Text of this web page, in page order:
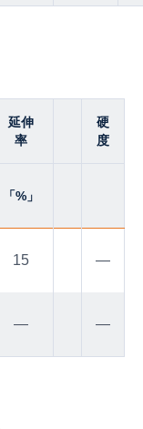
延伸
率
硬
度
「%」
15 —
— —